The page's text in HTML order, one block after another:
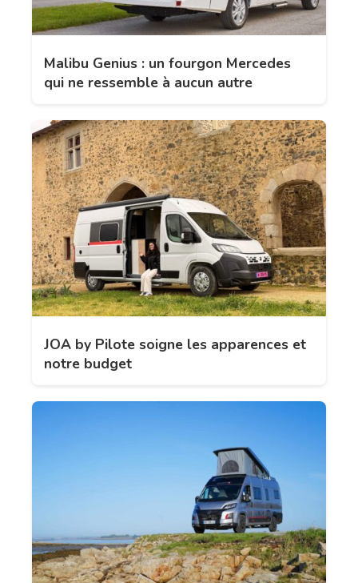
Malibu Genius : un fourgon Mercedes
qui ne ressemble à aucun autre
JOA by Pilote soigne les apparences et
notre budget